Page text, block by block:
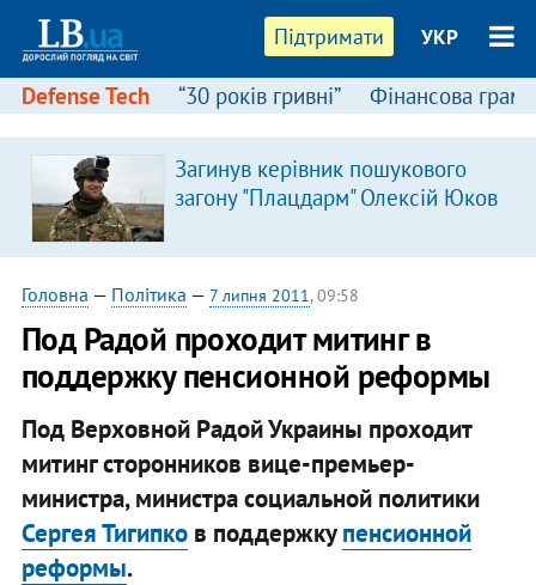
Підтримати УКР
Defense Tech “30 років гривні” Фінансова
Загинув керівник пошукового
загону "Плацдарм" Олексій Юков
Головна — Політика — 7 липня 2011, 09:58
Под Радой проходит митинг в
поддержку пенсионной реформы
Под Верховной Радой Украины проходит
митинг сторонников вице-премьер-
министра, министра социальной политики
Сергея Тигипков поддержкупенсионной
реформы.